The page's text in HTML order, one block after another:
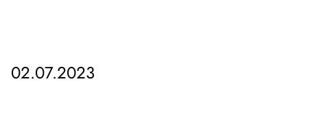
02.07.2023